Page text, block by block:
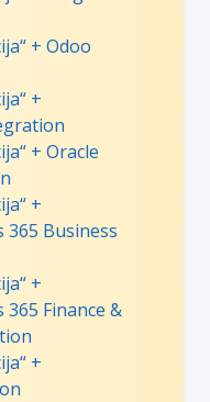
+ Odoo
+
+ Oracle
+
365 Business
+
Finance &
+